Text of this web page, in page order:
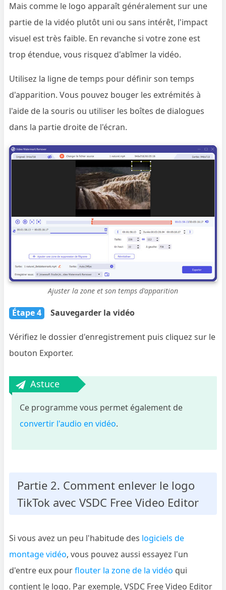
Mais comme le logo apparaît généralement sur une
partie de la vidéo plutôt uni ou sans intérêt, l'impact
visuel est très faible. En revanche si votre zone est
trop étendue, vous risquez d'abîmer la vidéo.
Utilisez la ligne de temps pour définir son temps
d'apparition. Vous pouvez bouger les extrémités à
l'aide de la souris ou utiliser les boîtes de dialogues
dans la partie droite de l'écran.
Ajuster la zone et son temps d'apparition
Étape 4 Sauvegarder la vidéo
Vérifiez le dossier d'enregistrement puis cliquez sur le
bouton Exporter.
Astuce
Ce programme vous permet également de
convertir l'audio en vidéo.
Partie 2. Comment enlever le logo
TikTok avec VSDC Free Video Editor
Si vous avez un peu l'habitude des logiciels de
montage vidéo, vous pouvez aussi essayez l'un
d'entre eux pourflouter la zone de la vidéo qui
contient le logo. Par exemple, VSDC Free Video Editor